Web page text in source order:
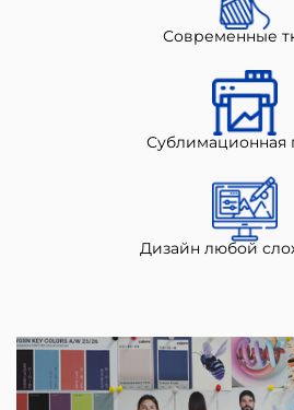
Современные
Сублимационная
Дизайн любой